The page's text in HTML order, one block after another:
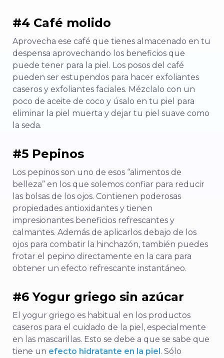
#4 Café molido
Aprovecha ese café que tienes almacenado en tu
despensa aprovechando los beneficios que
puede tener para la piel. Los posos del café
pueden ser estupendos para hacer exfoliantes
caseros y exfoliantes faciales. Mézclalo con un
poco de aceite de coco y úsalo en tu piel para
eliminar la piel muerta y dejar tu piel suave como
la seda.
#5 Pepinos
Los pepinos son uno de esos “alimentos de
belleza” en los que solemos confiar para reducir
las bolsas de los ojos. Contienen poderosas
propiedades antioxidantes y tienen
impresionantes beneficios refrescantes y
calmantes. Además de aplicarlos debajo de los
ojos para combatir la hinchazón, también puedes
frotar el pepino directamente en la cara para
obtener un efecto refrescante instantáneo.
#6 Yogur griego sin azúcar
El yogur griego es habitual en los productos
caseros para el cuidado de la piel, especialmente
en las mascarillas. Esto se debe a que se sabe que
tiene un efecto hidratante en la piel . Sólo